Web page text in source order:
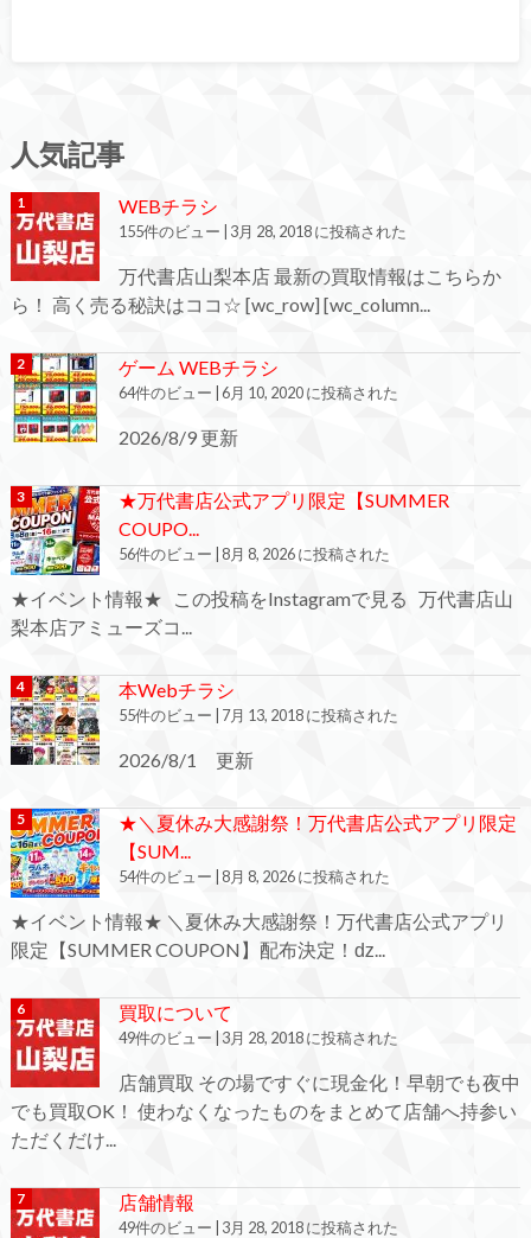
人気記事
WEBチラシ
155件のビュー | 3月 28, 2018 に投稿された
万代書店山梨本店 最新の買取情報はこちらか
ら！ 高く売る秘訣はココ☆ [wc_row] [wc_column...
ゲーム WEBチラシ
64件のビュー |6月 10, 2020 に投稿された
2026/8/9 更新
★万代書店公式アプリ限定【SUMMER
COUPO...
56件のビュー | 8月 8, 2026 に投稿された
★イベント情報★ この投稿をInstagramで見る 万代書店山
梨本店アミューズコ...
本Webチラシ
55件のビュー | 7月 13, 2018 に投稿された
2026/8/1 更新
★＼夏休み大感謝祭！万代書店公式アプリ限定
【SUM...
54件のビュー |8月 8, 2026 に投稿された
★イベント情報★ ＼夏休み大感謝祭！万代書店公式アプリ
限定【SUMMER COUPON】配布決定！ǳ...
買取について
49件のビュー | 3月 28, 2018 に投稿された
店舗買取 その場ですぐに現金化！早朝でも夜中
でも買取OK！ 使わなくなったものをまとめて店舗へ持参い
ただくだけ...
店舗情報
49件のビュー | 3月 28, 2018 に投稿された